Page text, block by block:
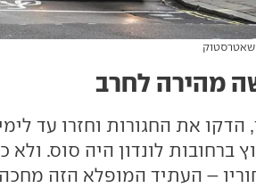
שאטרסטוק
מהירה לחרב
הדקו את החגורות וחזרו עד
ברחובות לונדון היה סוס.
– העתיד המופלא הזה